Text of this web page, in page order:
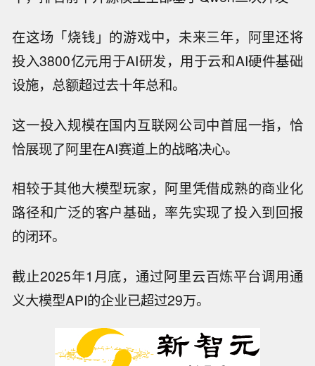
在这场「烧钱」的游戏中，未来三年，阿里还将
投入3800亿元用于AI研发，用于云和AI硬件基础
设施，总额超过去十年总和。
这一投入规模在国内互联网公司中首屈一指，恰
恰展现了阿里在AI赛道上的战略决心。
相较于其他大模型玩家，阿里凭借成熟的商业化
路径和广泛的客户基础，率先实现了投入到回报
的闭环。
截止2025年1月底，通过阿里云百炼平台调用通
义大模型API的企业已超过29万。